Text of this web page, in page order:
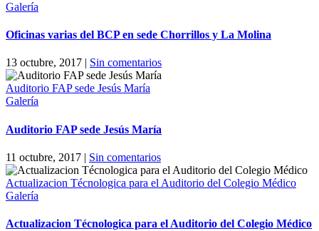
Galería
Oficinas varias del BCP en sede Chorrillos y La Molina
13 octubre, 2017 Sin comentarios
Auditorio FAP sede Jesús María
Galería
Auditorio FAP sede Jesús María
11 octubre, 2017 | Sin comentarios
Actualizacion Técnologica para el Auditorio del Colegio Médico
Galería
Actualizacion Técnologica para el Auditorio del Colegio Médico